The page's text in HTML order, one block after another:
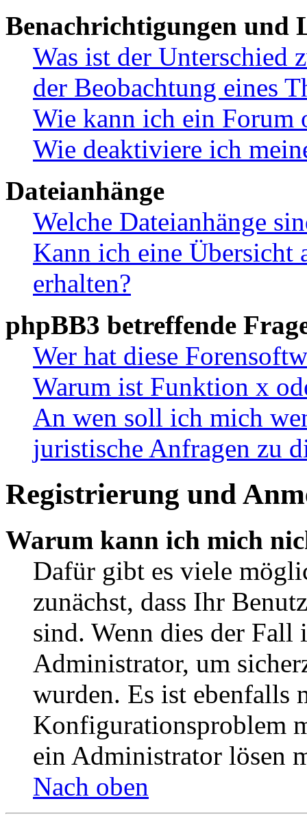
Benachrichtigungen und
Was ist der Unterschied
der Beobachtung eines
Wie kann ich ein Forum
Wie deaktiviere ich
Dateianhänge
Welche Dateianhänge
Kann ich eine Übersicht
erhalten?
phpBB3 betreffende
Wer hat diese
Warum ist Funktion x
An wen soll ich mich
juristische Anfragen zu
Registrierung und
Warum kann ich mich
Dafür gibt es viele
zunächst, dass Ihr
sind. Wenn dies der Fall
Administrator, um
wurden. Es ist ebenfalls
Konfigurationsproblem
ein Administrator lösen
Nach oben